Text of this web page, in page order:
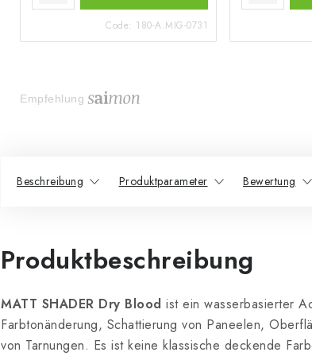
Code: 180-A.MIG-0731
Empfehlung
Beschreibung Produktparameter Bewertung
Produktbeschreibung
MATT SHADER Dry Blood ist ein wasserbasierter
Farbtonänderung, Schattierung von Paneelen,
von Tarnungen. Es ist keine klassische deckende